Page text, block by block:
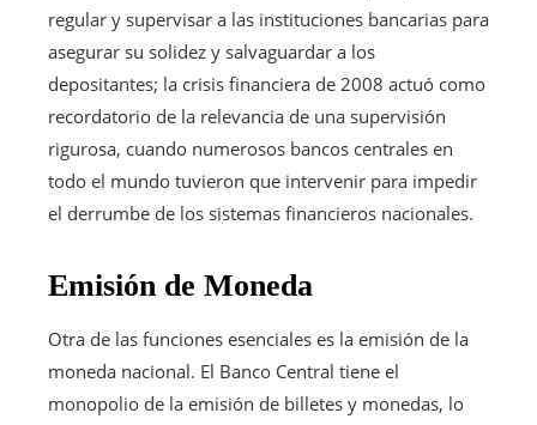
regular y supervisar a las instituciones bancarias para
asegurar su solidez y salvaguardar a los
depositantes; la crisis financiera de 2008 actuó como
recordatorio de la relevancia de una supervisión
rigurosa, cuando numerosos bancos centrales en
todo el mundo tuvieron que intervenir para impedir
el derrumbe de los sistemas financieros nacionales.
Emisión de Moneda
Otra de las funciones esenciales es la emisión de la
moneda nacional. El Banco Central tiene el
monopolio de la emisión de billetes y monedas, lo